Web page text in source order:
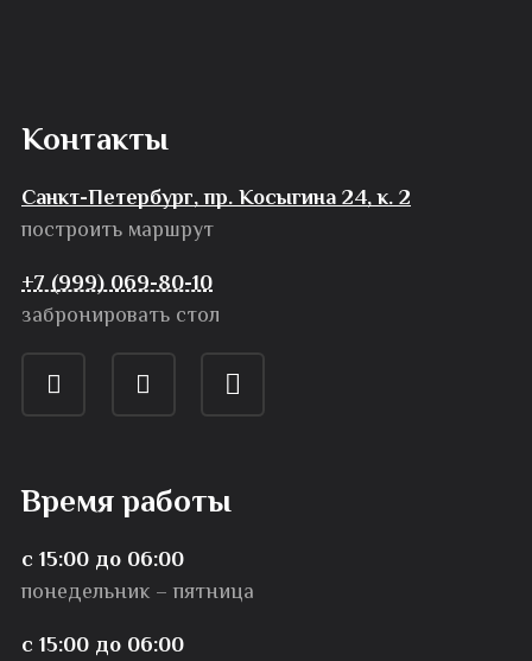
Контакты
Санкт-Петербург, пр. Косыгина 24, к. 2
построить маршрут
+7 (999) 069-80-10
забронировать стол
Время работы
с 15:00 до 06:00
понедельник – пятница
с 15:00 до 06:00